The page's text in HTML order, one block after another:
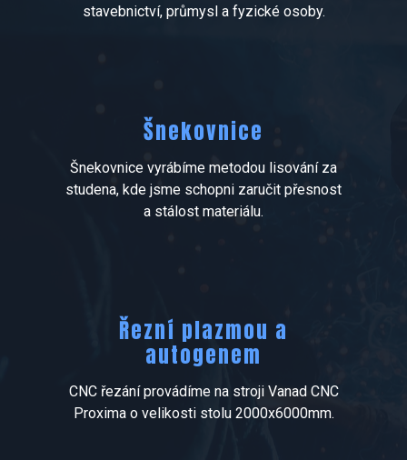
stavebnictví, průmysl a fyzické osoby.
Šnekovnice
Šnekovnice vyrábíme metodou lisování za
studena, kde jsme schopni zaručit přesnost
a stálost materiálu.
Řezní plazmou a
autogenem
CNC řezání provádíme na stroji Vanad CNC
Proxima o velikosti stolu 2000x6000mm.